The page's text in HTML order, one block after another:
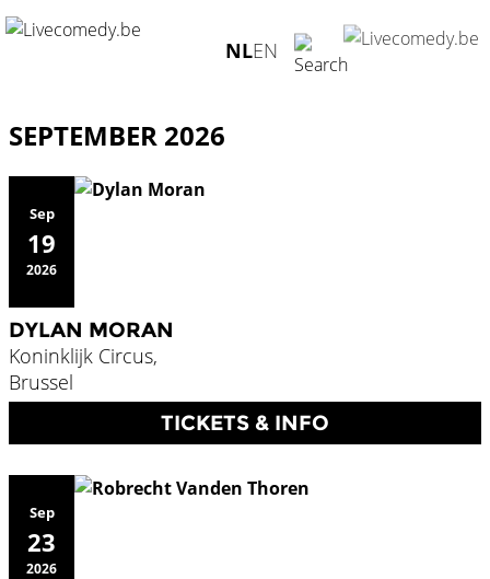
NLEN
AGENDA
SEPTEMBER 2026
Sep
19
2026
DYLAN MORAN
Koninklijk Circus,
Brussel
TICKETS & INFO
Sep
23
2026